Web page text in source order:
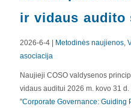
ir vidaus audito
2026-6-4 | Metodinės naujienos
asociacija
Naujieji COSO valdysenos
vidaus auditui 2026 m. kovo 31
"Corporate Governance: Guiding